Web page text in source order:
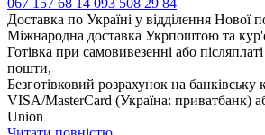
Доставка по Україні у відділення
Міжнародна доставка Укрпоштою та
Готівка при самовивезенні або
пошти,
Безготівковий розрахунок на банківську
VISA/MasterCard (Україна: приватбанк)
Union